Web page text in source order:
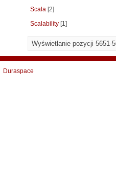
Scala [2]
Scalability [1]
Wyświetlanie pozycji 5651-
Duraspace